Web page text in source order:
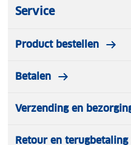
Service
Product bestellen
Betalen
Verzending en
Retour en terugbetaling